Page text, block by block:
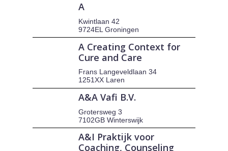
A
Kwintlaan 42
9724EL Groningen
A Creating Context for
Cure and Care
Frans Langeveldlaan 34
1251XX Laren
A&A Vafi B.V.
Grotersweg 3
7102GB Winterswijk
A&I Praktijk voor
Coaching, Counseling